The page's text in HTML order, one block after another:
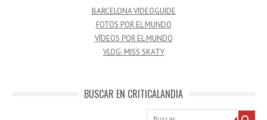
BARCELONA VIDEOGUIDE
FOTOS POR EL MUNDO
VÍDEOS POR EL MUNDO
VLOG: MISS SKATY
BUSCAR EN CRITICALANDIA
Buscar